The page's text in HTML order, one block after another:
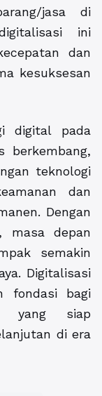
jasa di
ini
dan
kesuksesan
digital pada
berkembang,
teknologi
dan
Dengan
masa depan
semakin
Digitalisasi
fondasi bagi
yang siap
di era